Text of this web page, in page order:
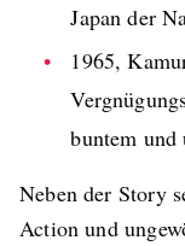
Japan der
1965,
buntem und
Neben der Story
Action und